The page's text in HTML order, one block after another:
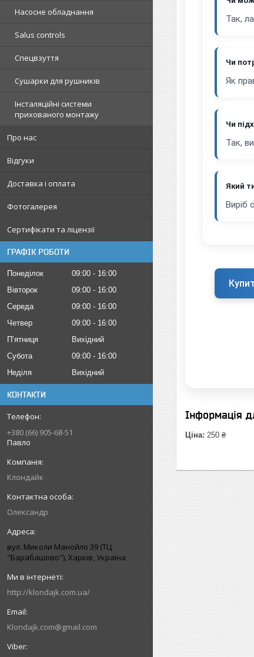
Насосне обладнання
Salus controls
Спецвзуття
Сушарки для рушників
Інсталяційні системи
прихованого монтажу
Про нас
Відгуки
Доставка і оплата
Фотогалерея
Сертифікати та ліцензії
ГРАФІК РОБОТИ
Понеділок 09:00
16:00
Вівторок
09:00
16:00
Середа
09:00
16:00
Четвер
09:00
16:00
Пʼятниця
Вихідний
Субота
09:00
16:00
Неділя
Вихідний
КОНТАКТИ
+380 (66) 905-68-51
Павло
Клондайк
Олександр
вул. Миколи Манойло 39 (ТЦ
"Барабашово"), Харків, Україна
http://klondajk.com.ua/
Klondajk.com@gmail.com
Так,
Чи
Як
Чи
Так,
Який
Виріб
Інформація
Ціна: 250 ₴